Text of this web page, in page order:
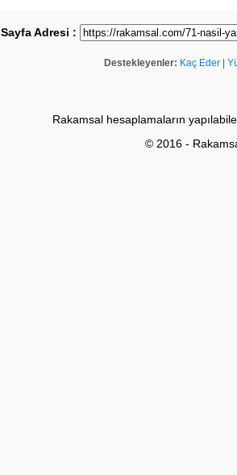
Sayfa Adresi :
Destekleyenler: Kaç Eder
Rakamsal hesaplamaların
© 2016 -